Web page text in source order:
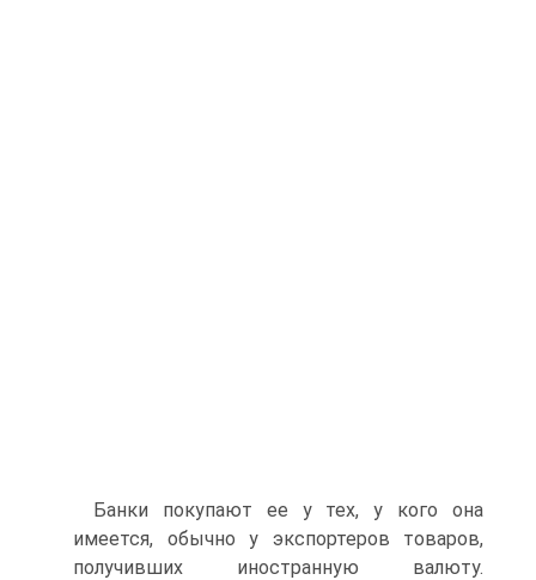
Банки покупают ее у тех, у кого она
имеется, обычно у экспортеров товаров,
получивших иностранную валюту.